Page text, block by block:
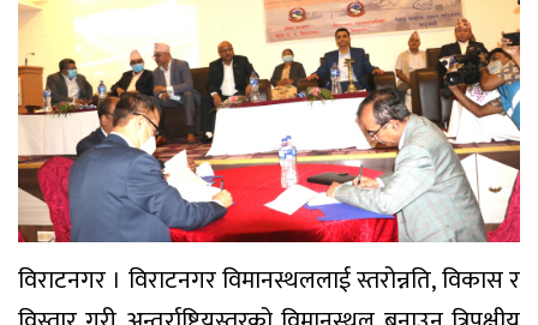
विराटनगर । विराटनगर विमानस्थललाई स्तरोन्नति, विकास र